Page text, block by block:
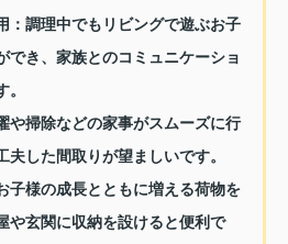
： 調理中でもリビングで遊ぶお子
でき、家族とのコミュニケーショ
や掃除などの家事がスムーズに行
夫した間取りが望ましいです。
子様の成長とともに増える荷物を
や玄関に収納を設けると便利で